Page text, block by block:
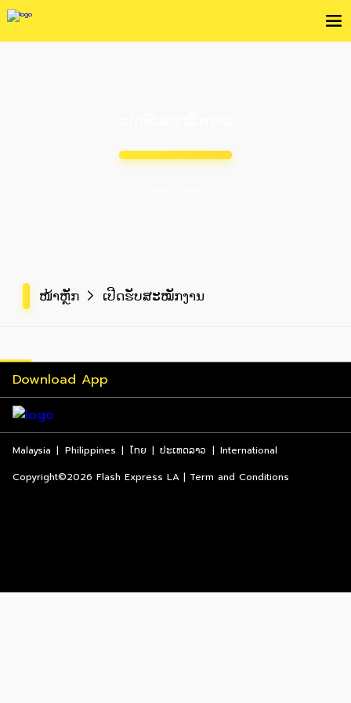
ໜ້າຫຼັກ ເປີດຮັບສະໝັກງານ
Download App
Malaysia | Philippines | ไทย | ປະເທດລາວ | International
Copyright©2026 Flash Express LA | Term and Conditions